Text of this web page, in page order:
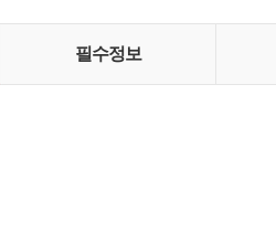
필수정보